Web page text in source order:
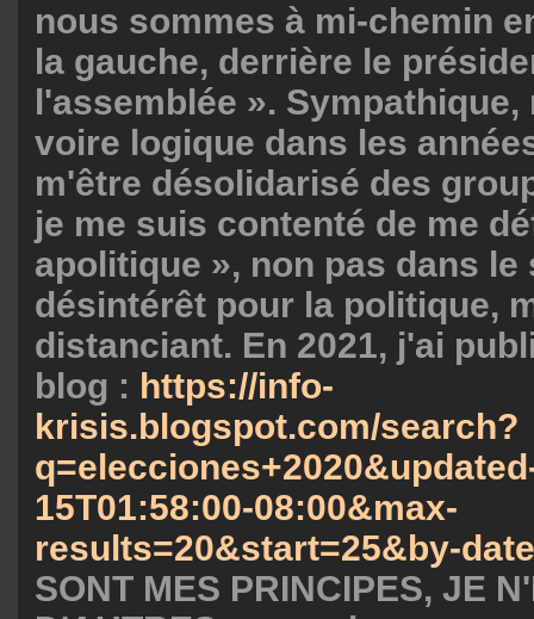
nous sommes à mi-chemin
la gauche, derrière le
l'assemblée ».
voire logique dans les
m'être désolidarisé des
je me suis contenté de me
apolitique », non pas dans le
désintérêt pour la politique,
distanciant. En 2021, j'ai
blog : https://info-
krisis.blogspot.com/search?
15T01:58:00-08:00&max-
results=20&start=25&by-
SONT MES PRINCIPES, JE